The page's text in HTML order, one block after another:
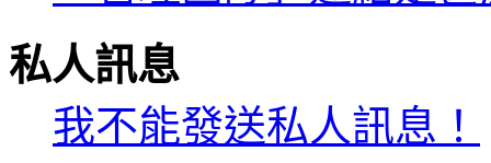
私人訊息
我不能發送私人訊息！